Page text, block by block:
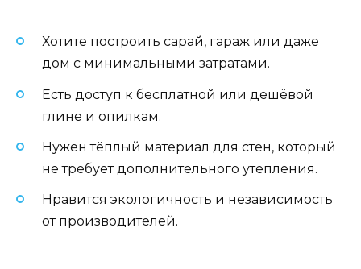
Хотите построить сарай, гараж или даже
дом с минимальными затратами.
Есть доступ к бесплатной или дешёвой
глине и опилкам.
Нужен тёплый материал для стен, который
не требует дополнительного утепления.
Нравится экологичность и независимость
от производителей.